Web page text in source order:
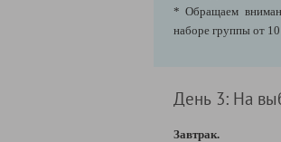
* Обращаем
наборе группы от 10
День 3: На
Завтрак.